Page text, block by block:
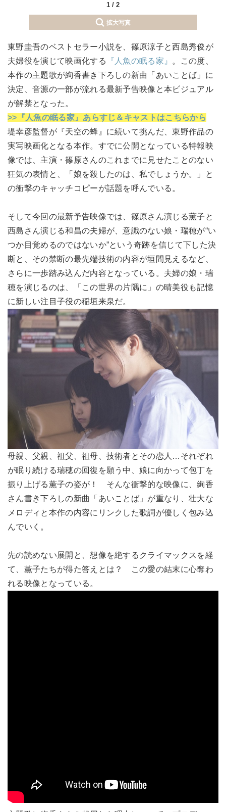
1 / 2
拡大写真
東野圭吾のベストセラー小説を、篠原涼子と西島秀俊が
夫婦役を演じて映画化する
『人魚の眠る家』 。この度、
本作の主題歌が絢香書き下ろしの新曲「あいことば」に
決定、音源の一部が流れる最新予告映像と本ビジュアル
が解禁となった。
>>『人魚の眠る家』あらすじ＆キャストはこちらから
堤幸彦監督が『天空の蜂』に続いて挑んだ、東野作品の
実写映画化となる本作。すでに公開となっている特報映
像では、主演・篠原さんのこれまでに見せたことのない
狂気の表情と、「娘を殺したのは、私でしょうか。」と
の衝撃のキャッチコピーが話題を呼んでいる。
そして今回の最新予告映像では、篠原さん演じる薫子と
西島さん演じる和昌の夫婦が、意識のない娘・瑞穂が“い
つか目覚めるのではないか”という奇跡を信じて下した決
断と、その禁断の最先端技術の内容が垣間見えるなど、
さらに一歩踏み込んだ内容となっている。夫婦の娘・瑞
穂を演じるのは、「この世界の片隅に」の晴美役も記憶
に新しい注目子役の稲垣来泉だ。
母親、父親、祖父、祖母、技術者とその恋人…それぞれ
が眠り続ける瑞穂の回復を願う中、娘に向かって包丁を
振り上げる薫子の姿が！ そんな衝撃的な映像に、絢香
さん書き下ろしの新曲「あいことば」が重なり、壮大な
メロディと本作の内容にリンクした歌詞が優しく包み込
んでいく。
先の読めない展開と、想像を絶するクライマックスを経
て、薫子たちが得た答えとは？ この愛の結末に心奪わ
れる映像となっている。